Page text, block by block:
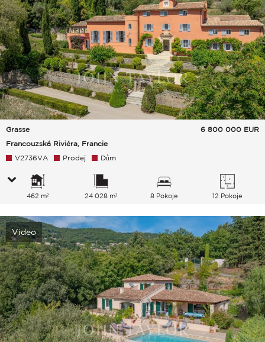
Grasse
Francouzská Riviéra, Francie
6 800 000 EUR
V2736VA Prodej Dům
462 m² 24 028 m² 8 Pokoje 12 Pokoje
Video